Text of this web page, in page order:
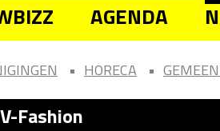
AGENDA
HORECA
V-Fashion